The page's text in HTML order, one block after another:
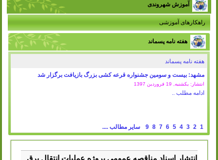
آموزش شهروندی
راهکارهای آموزشی
هفته نامه پسماند
هفته نامه پسماند
مشهد: بیست و سومین جشنواره قرعه کشی بزرگ بازیافت برگزار شد
انتشار: یکشنبه, 19 فروردين 1397
ادامه مطلب ..
1
2
3
4
5
6
7
8
9 سایر مطالب ....
انتشار اسناد مناقصه عمومی پروژه عملیات انتقال برق